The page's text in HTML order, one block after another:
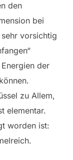
den
bei
vorsichtig
der
zu Allem,
elementar.
worden ist: